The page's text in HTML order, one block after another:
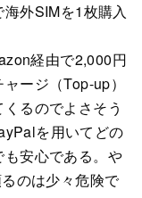
外SIMを1枚購入
経由で2,000円
ージ（Top-up）
るのでよさそう
を用いてどの
安心である。や
のは少々危険で